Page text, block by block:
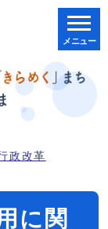
メニュー
政改革
に関